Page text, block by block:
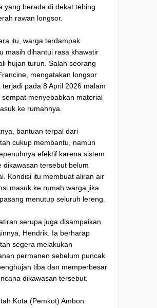
yang berada di dekat tebing
rawan longsor.
itu, warga terdampak
masih dihantui rasa khawatir
hujan turun. Salah seorang
mengatakan longsor
terjadi pada 8 April 2026 malam
sempat menyebabkan material
ke rumahnya.
bantuan terpal dari
cukup membantu, namun
efektif karena sistem
dikawasan tersebut belum
Kondisi itu membuat aliran air
masuk ke rumah warga jika
menutup seluruh lereng.
serupa juga disampaikan
Hendrik. Ia berharap
segera melakukan
permanen sebelum puncak
tiba dan memperbesar
dikawasan tersebut.
Kota (Pemkot) Ambon